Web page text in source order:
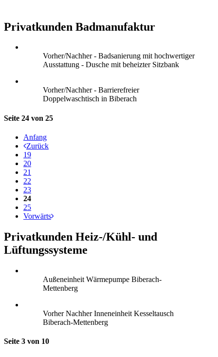
Privatkunden Badmanufaktur
Vorher/Nachher - Badsanierung mit hochwertiger
Ausstattung - Dusche mit beheizter Sitzbank
Vorher/Nachher - Barrierefreier
Doppelwaschtisch in Biberach
Seite 24 von 25
Anfang
Zurück
19
20
21
22
23
24
25
Vorwärts
Privatkunden Heiz-/Kühl- und
Lüftungssysteme
Außeneinheit Wärmepumpe Biberach-
Mettenberg
Vorher Nachher Inneneinheit Kesseltausch
Biberach-Mettenberg
Seite 3 von 10